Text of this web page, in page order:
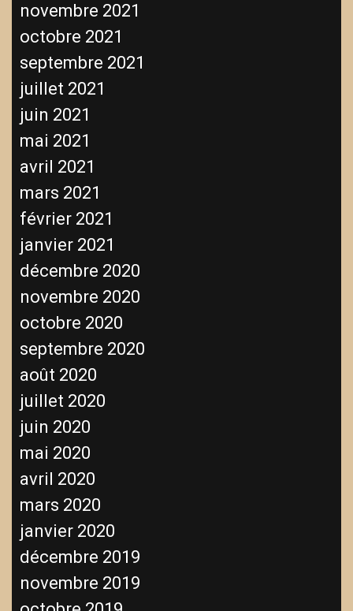
novembre 2021
octobre 2021
septembre 2021
juillet 2021
juin 2021
mai 2021
avril 2021
mars 2021
février 2021
janvier 2021
décembre 2020
novembre 2020
octobre 2020
septembre 2020
août 2020
juillet 2020
juin 2020
mai 2020
avril 2020
mars 2020
janvier 2020
décembre 2019
novembre 2019